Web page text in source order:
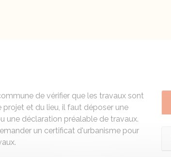
de vérifier que les travaux sont
et du lieu, il faut déposer une
une déclaration préalable de travaux.
un certificat d'urbanisme pour